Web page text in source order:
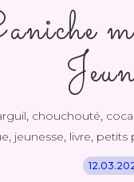
, chouchouté,
, jeunesse, livre, petits